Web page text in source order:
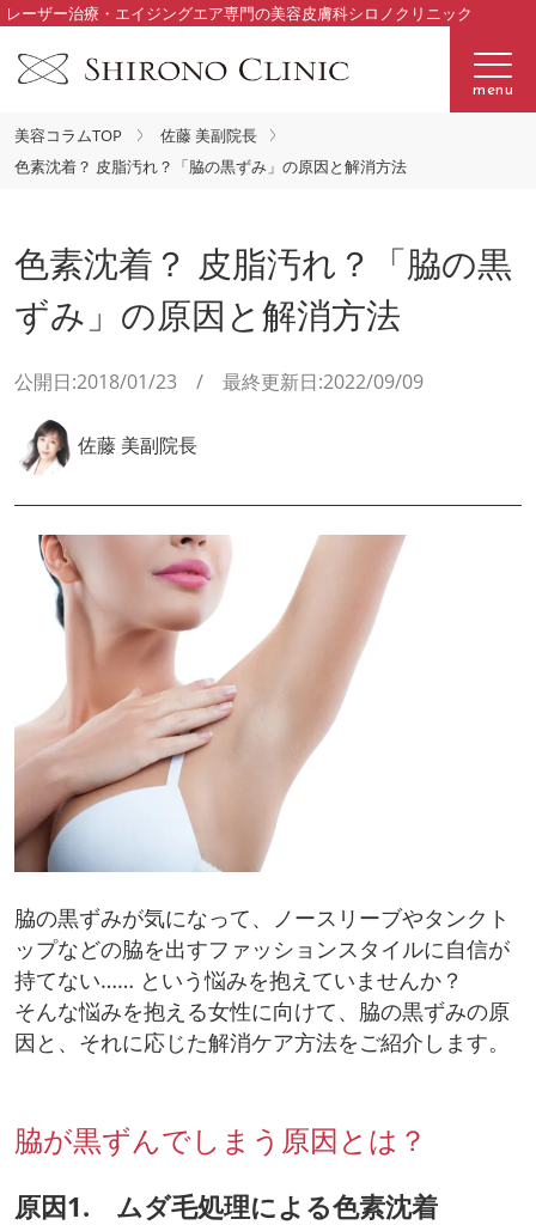
レーザー治療・エイジングエア専門の美容皮膚科シロノクリニック
menu
美容コラムTOP
佐藤 美副院長
色素沈着？ 皮脂汚れ？「脇の黒ずみ」の原因と解消方法
色素沈着？ 皮脂汚れ？「脇の黒
ずみ」の原因と解消方法
公開日:2018/01/23 / 最終更新日:2022/09/09
佐藤 美副院長
脇の黒ずみが気になって、ノースリーブやタンクト
ップなどの脇を出すファッションスタイルに自信が
持てない…… という悩みを抱えていませんか？
そんな悩みを抱える女性に向けて、脇の黒ずみの原
因と、それに応じた解消ケア方法をご紹介します。
脇が黒ずんでしまう原因とは？
原因1. ムダ毛処理による色素沈着